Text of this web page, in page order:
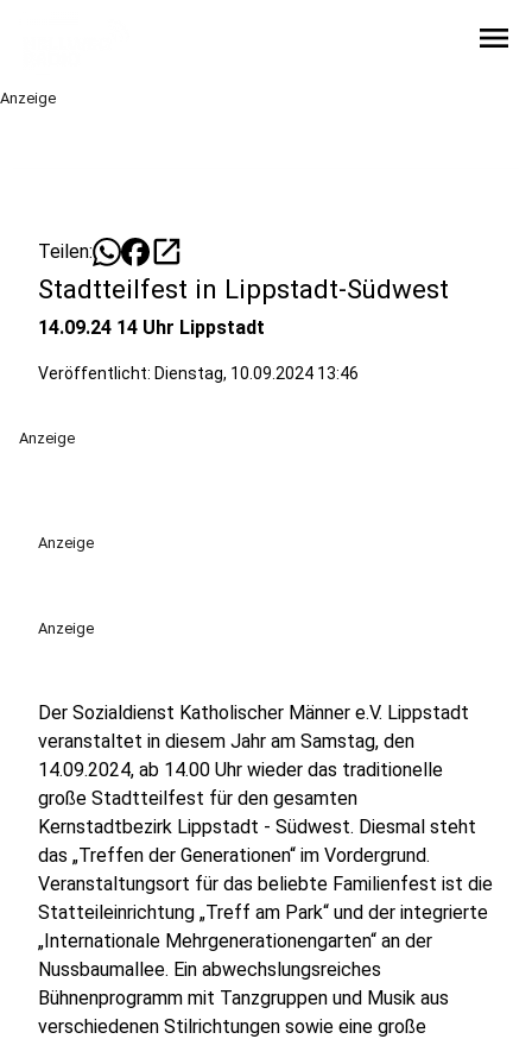
menu
Anzeige
Teilen: open_in_new
Stadtteilfest in Lippstadt-Südwest
14.09.24 14 Uhr Lippstadt
Veröffentlicht: Dienstag, 10.09.2024 13:46
Anzeige
Anzeige
Anzeige
Der Sozialdienst Katholischer Männer e.V. Lippstadt
veranstaltet in diesem Jahr am Samstag, den
14.09.2024, ab 14.00 Uhr wieder das traditionelle
große Stadtteilfest für den gesamten
Kernstadtbezirk Lippstadt - Südwest. Diesmal steht
das „Treffen der Generationen“ im Vordergrund.
Veranstaltungsort für das beliebte Familienfest ist die
Statteileinrichtung „Treff am Park“ und der integrierte
„Internationale Mehrgenerationengarten“ an der
Nussbaumallee. Ein abwechslungsreiches
Bühnenprogramm mit Tanzgruppen und Musik aus
verschiedenen Stilrichtungen sowie eine große